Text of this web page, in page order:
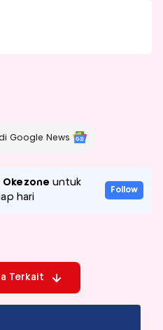
Google News
Okezone untuk
hari
Follow
Terkait